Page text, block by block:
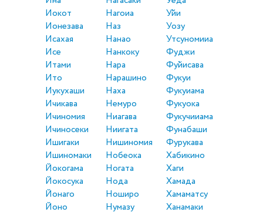
Иокот
Ионезава
Исахая
Исе
Итами
Ито
Иукухаши
Ичикава
Ичиномия
Ичиносеки
Ишигаки
Ишиномаки
Йокогама
Йокосука
Йонаго
Йоно
Нагоиа
Наз
Нанао
Нанкоку
Нара
Нарашино
Наха
Немуро
Ниагава
Ниигата
Нишиномия
Нобеока
Ногата
Нода
Ноширо
Нумазу
Уйи
Уозу
Утсуномииа
Фуджи
Фуйисава
Фукуи
Фукуиама
Фукуока
Фукучииама
Фунабаши
Фурукава
Хабикино
Хаги
Хамада
Хамаматсу
Ханамаки